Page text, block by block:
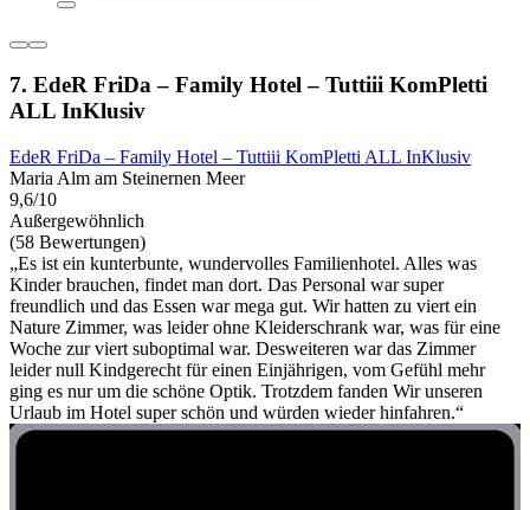
7. EdeR FriDa – Family Hotel – Tuttiii KomPletti
ALL InKlusiv
EdeR FriDa – Family Hotel – Tuttiii KomPletti ALL InKlusiv
Maria Alm am Steinernen Meer
9,6/10
Außergewöhnlich
(58 Bewertungen)
„Es ist ein kunterbunte, wundervolles Familienhotel. Alles was
Kinder brauchen, findet man dort. Das Personal war super
freundlich und das Essen war mega gut. Wir hatten zu viert ein
Nature Zimmer, was leider ohne Kleiderschrank war, was für eine
Woche zur viert suboptimal war. Desweiteren war das Zimmer
leider null Kindgerecht für einen Einjährigen, vom Gefühl mehr
ging es nur um die schöne Optik. Trotzdem fanden Wir unseren
Urlaub im Hotel super schön und würden wieder hinfahren.“